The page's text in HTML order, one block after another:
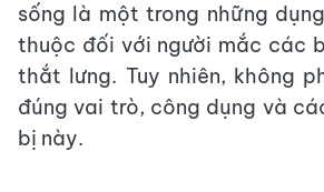
sống là một trong những
thuộc đối với người mắc các
thắt lưng. Tuy nhiên, không
đúng vai trò, công dụng và
bị này.